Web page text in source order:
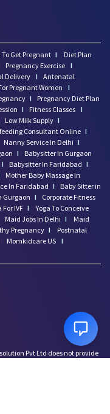
To Get Pregnant I
Diet Plan
Pregnancy Exercise I
Delivery I Antenatal
Pregnant Women
I
I
Pregnancy Diet Plan
I Fitness Classes I
Low Milk Supply I
Consultant Online I
Nanny Service In Delhi I
I
Babysitter In Gurgaon
I Babysitter In Faridabad I
Mother Baby Massage In
In Faridabad I
Baby Sitter in
Gurgaon I
Corporate Fitness
For IVF I
Yoga To Conceive
Maid Jobs In Delhi I
Maid
Pregnancy I
Postnatal
Momkidcare US I
Pvt Ltd does not provide